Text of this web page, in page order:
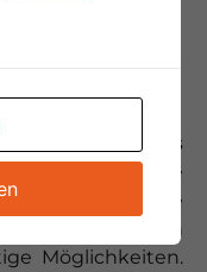
ist das
hohe
Verarbeitung. Die
funktionieren
Möglichkeiten.